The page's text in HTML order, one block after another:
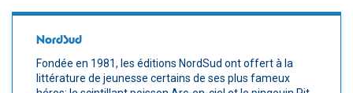
NordSud
Fondée en 1981, les éditions NordSud ont offert à la
littérature de jeunesse certains de ses plus fameux